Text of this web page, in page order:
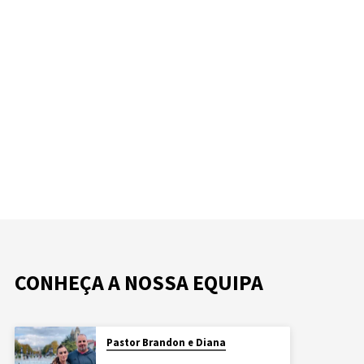
CONHEÇA A NOSSA EQUIPA
Pastor Brandon e Diana